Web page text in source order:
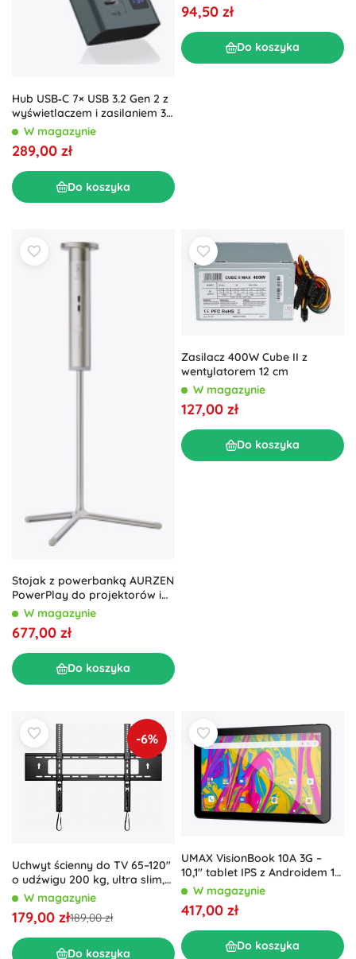
Hub USB‑C 7× USB 3.2 Gen 2 z
wyświetlaczem i zasilaniem 36
W W magazynie
289,00 zł
Do koszyka
94,50 zł
Do koszyka
Stojak z powerbanką AURZEN
PowerPlay do projektorów i
sprzętu foto
W magazynie
677,00 zł
Do koszyka
Zasilacz 400W Cube II z
wentylatorem 12 cm
W magazynie
127,00 zł
Do koszyka
-6%
Uchwyt ścienny do TV 65–120"
o udźwigu 200 kg, ultra slim,
max VESA 900 × 600
W magazynie
179,00 zł189,00 zł
Do koszyka
UMAX VisionBook 10A 3G –
10,1" tablet IPS z Androidem 10,
2 GB RAM i 32 GB
W magazynie
417,00 zł
Do koszyka